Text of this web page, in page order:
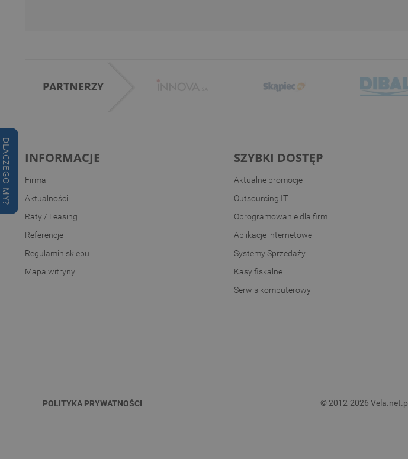
DLACZEGO MY?
PARTNERZY
INFORMACJE
Firma
Aktualności
Raty / Leasing
Referencje
Regulamin sklepu
Mapa witryny
SZYBKI DOSTĘP
Aktualne promocje
Outsourcing IT
Oprogramowanie dla firm
Aplikacje internetowe
Systemy Sprzedaży
Kasy fiskalne
Serwis komputerowy
POLITYKA PRYWATNOŚCI © 2012-2026 Vela.net.pl